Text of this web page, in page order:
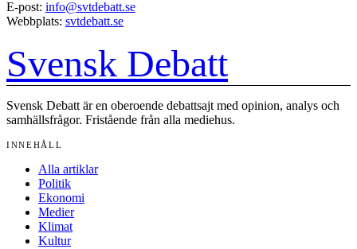
E-post: info@svtdebatt.se
Webbplats: svtdebatt.se
Svensk Debatt
Svensk Debatt är en oberoende debattsajt med opinion, analys och
samhällsfrågor. Fristående från alla mediehus.
INNEHÅLL
Alla artiklar
Politik
Ekonomi
Medier
Klimat
Kultur